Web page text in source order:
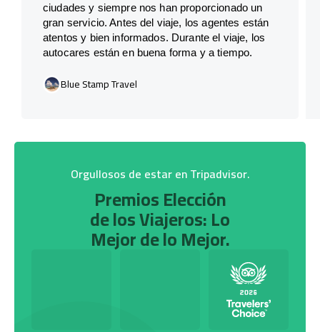
ciudades y siempre nos han proporcionado un
gran servicio. Antes del viaje, los agentes están
atentos y bien informados. Durante el viaje, los
autocares están en buena forma y a tiempo.
Blue Stamp Travel
Orgullosos de estar en Tripadvisor.
Premios Elección
de los Viajeros: Lo
Mejor de lo Mejor.